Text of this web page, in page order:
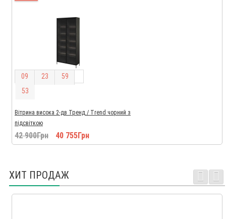
09 23 59
52
Вітрина висока 2-дв Тренд / Trend чорний з
підсвіткою
42 900Грн 40 755Грн
ХИТ ПРОДАЖ